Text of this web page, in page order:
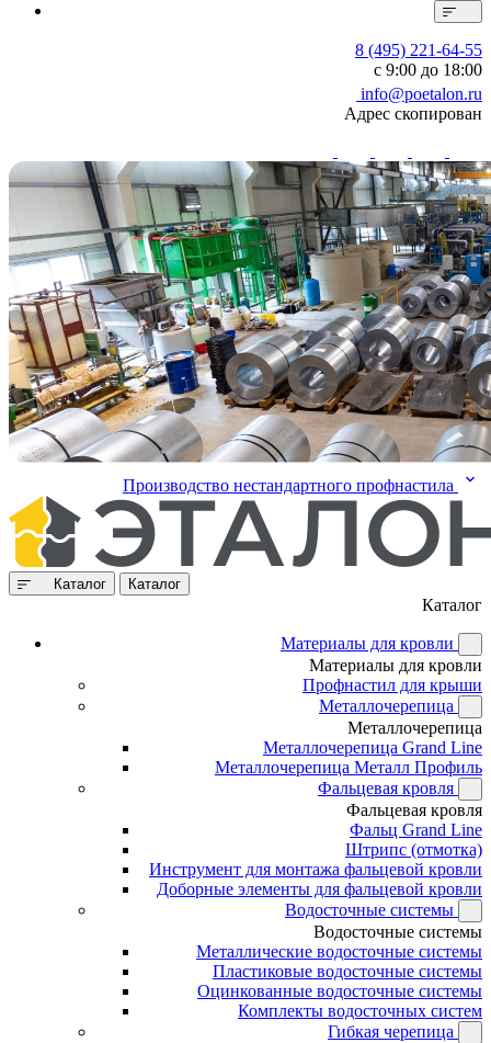
8 (495) 221-64-55
с 9:00 до 18:00
info@poetalon.ru
Адрес скопирован
Производство нестандартного профнастила
Каталог Каталог
Каталог
Материалы для кровли
Материалы для кровли
Профнастил для крыши
Металлочерепица
Металлочерепица
Металлочерепица Grand Line
Металлочерепица Металл Профиль
Фальцевая кровля
Фальцевая кровля
Фальц Grand Line
Штрипс (отмотка)
Инструмент для монтажа фальцевой кровли
Доборные элементы для фальцевой кровли
Водосточные системы
Водосточные системы
Металлические водосточные системы
Пластиковые водосточные системы
Оцинкованные водосточные системы
Комплекты водосточных систем
Гибкая черепица